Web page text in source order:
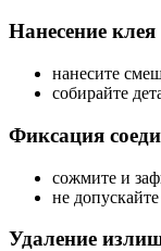
Нанесение клея
нанесите
собирайте
Фиксация
сожмите и
не
Удаление